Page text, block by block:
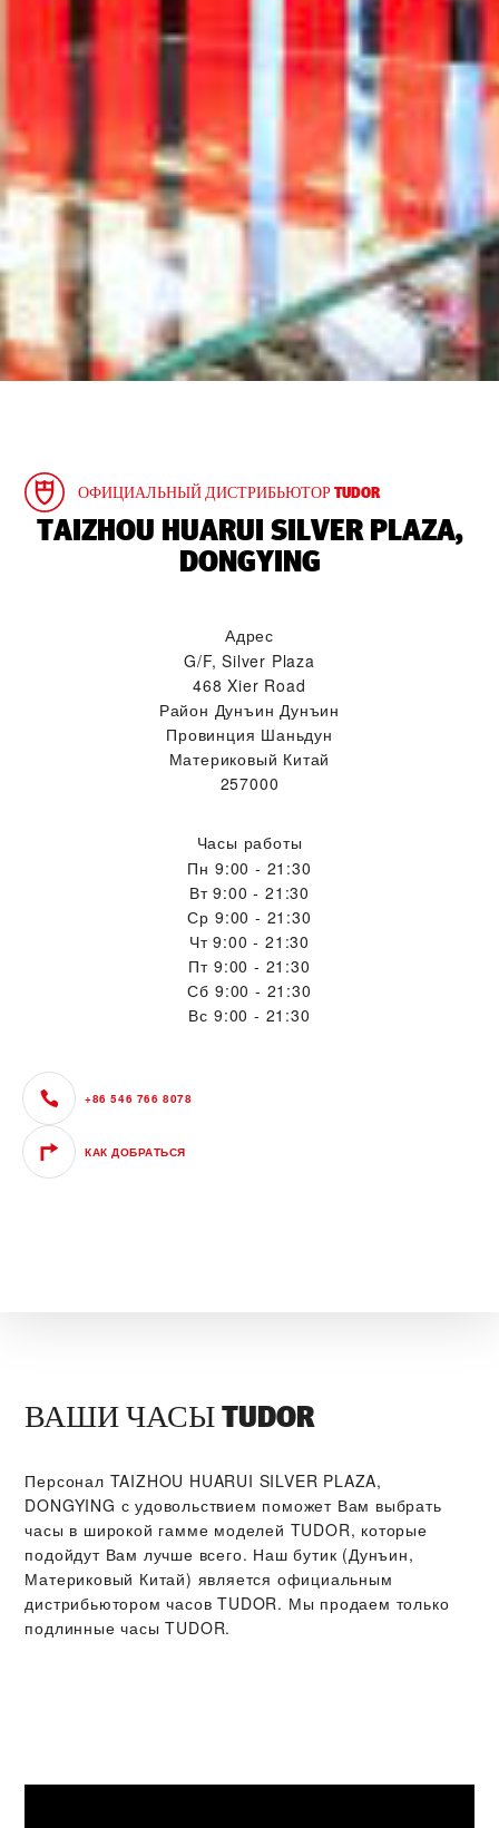
ОФИЦИАЛЬНЫЙ ДИСТРИБЬЮТОР TUDOR
‭TAIZHOU HUARUI SILVER PLAZA,
DONGYING‬
Адрес
G/F, Silver Plaza
468 Xier Road
Район Дунъин Дунъин
Провинция Шаньдун
Материковый Китай
257000
Часы работы
Пн 9:00 - 21:30
Вт 9:00 - 21:30
Ср 9:00 - 21:30
Чт 9:00 - 21:30
Пт 9:00 - 21:30
Сб 9:00 - 21:30
Вс 9:00 - 21:30
+86 546 766 8078
КАК ДОБРАТЬСЯ
ВАШИ ЧАСЫ TUDOR
Персонал ‭TAIZHOU HUARUI SILVER PLAZA,
DONGYING‬ с удовольствием поможет Вам выбрать
часы в широкой гамме моделей TUDOR, которые
подойдут Вам лучше всего. Наш бутик (Дунъин,
Материковый Китай) является официальным
дистрибьютором часов TUDOR. Мы продаем только
подлинные часы TUDOR.